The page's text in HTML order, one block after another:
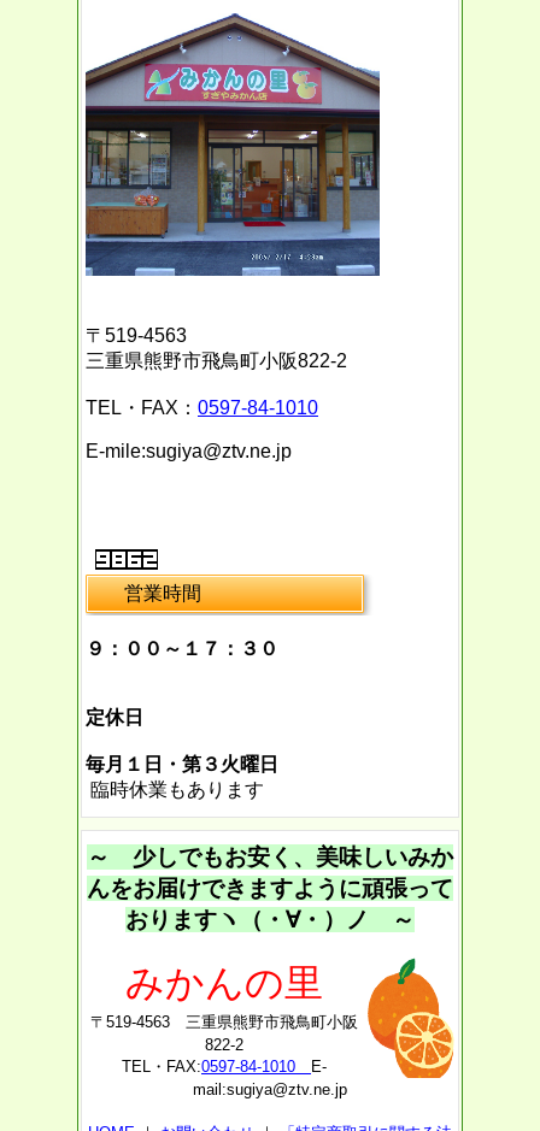
〒519-4563
三重県熊野市飛鳥町小阪822-2
TEL・FAX： 0597-84-1010
E-mile:sugiya@ztv.ne.jp
営業時間
９：００～１７：３０
定休日
毎月１日・第３火曜日
臨時休業もあります
～ 少しでもお安く、美味しいみか
んをお届けできますように頑張って
おりますヽ（・∀・）ノ ～
みかんの里
〒519-4563 三重県熊野市飛鳥町小阪
822-2
TEL・FAX:0597-84-1010
E-
mail:sugiya@ztv.ne.jp